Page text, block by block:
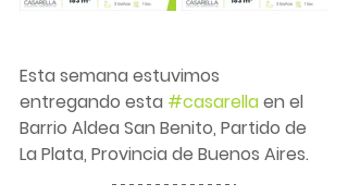
Esta semana estuvimos
entregando esta #casarella en el
Barrio Aldea San Benito, Partido de
La Plata, Provincia de Buenos Aires.